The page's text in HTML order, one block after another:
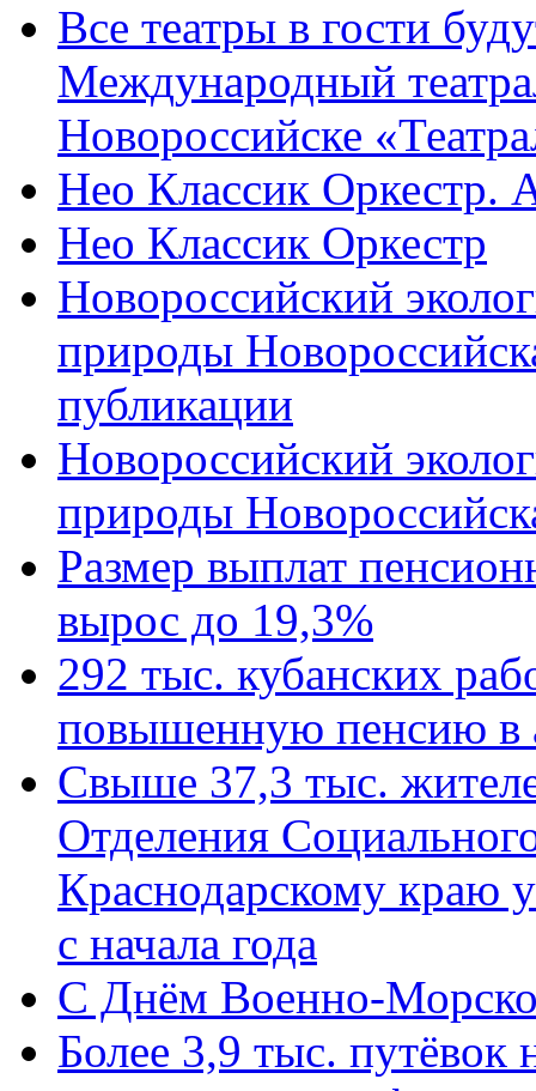
Все театры в гости
Международный
Новороссийске
Нео Классик Оркестр.
Нео Классик Оркестр
Новороссийский
природы
публикации
Новороссийский
природы
Размер выплат
вырос до 19,3%
292 тыс. кубанских
повышенную пенсию в
Свыше 37,3 тыс.
Отделения
Краснодарскому краю
с начала года
C Днём Военно-
Более 3,9 тыс. путёвок